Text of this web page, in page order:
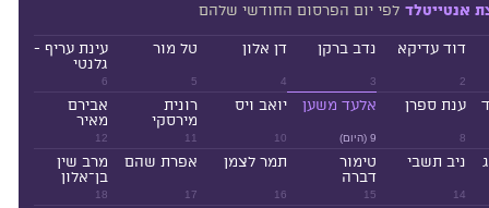
אנטייטלד לפי יום הפרסום החודשי שלהם
2
דוד עדיקא
3
נדב ברקן
4
דן אלון
5
טל מור
6
עינת עריף -
גלנטי
8
ענת ספרן
9 (היום)
אלעד משען
10
יואב ויס
11
רונית
מירסקי
12
אבירם
מאיר
14
ניב תשבי
15
טימור
דברה
16
תמר לצמן
17
אפרת שהם
18
מרב שין
בן־אלון